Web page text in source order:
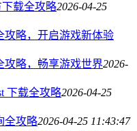
下载全攻略2026-04-25
攻略，开启游戏新体验
攻略，畅享游戏世界2026-
下载全攻略2026-04-25
全攻略2026-04-25 11:43:47